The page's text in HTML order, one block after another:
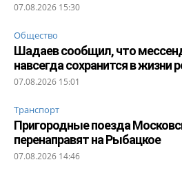
07.08.2026 15:30
Общество
Шадаев сообщил, что
навсегда сохранится в жизни
07.08.2026 15:01
Транспорт
Пригородные поезда
перенаправят на Рыбацкое
07.08.2026 14:46